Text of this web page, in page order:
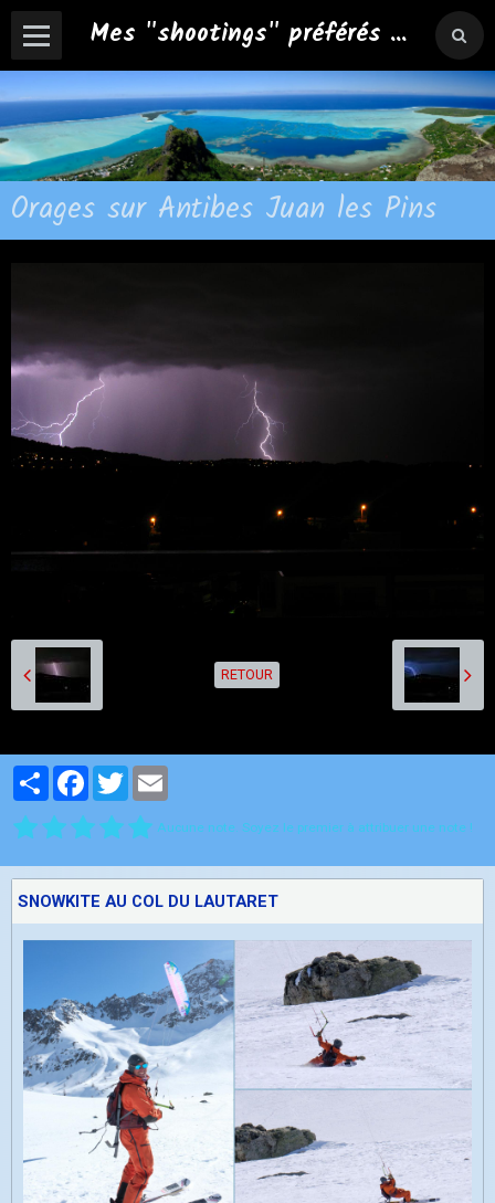
Mes "shootings" préférés ...
Orages sur Antibes Juan les Pins
RETOUR
PartagerFacebook
Twitter
Aucune note. Soyez le premier à attribuer une note !
SNOWKITE AU COL DU LAUTARET